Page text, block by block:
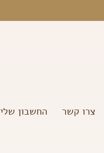
צרו קשר החשבון שלי